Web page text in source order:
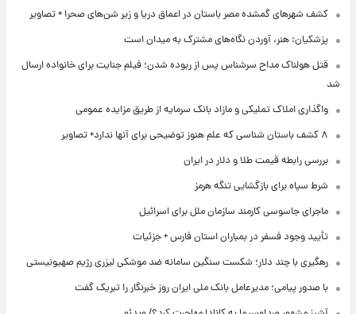
کشف شهرهای گمشده مصر باستان در اعماق دریا و زیر شن‌های صحرا + تصاویر
پزشکیان: هنر، آوردن نگاه‌های مشترک به میدان است
قتل هولناک مداح سرشناس پس از ربوده شدن؛ فیلم جنایت برای خانواده ارسال
شد
واگذاری املاک تملیکی و مازاد بانک سرمایه از طریق مزایده عمومی
۸ کشف باستان شناسی که علم هنوز توضیحی برای آنها ندارد+ تصاویر
بررسی رابطه قیمت طلا و دلار در ایران
شرط سپاه برای بازگشایی تنگه هرمز
ماجرای جاسوسی کارمند سازمان ملل برای اسرائیل
تأیید وجود فسفر در بمباران استان فارس + جزئیات
رهگیری با چند دلار؛ شکست سنگین سامانه ضد موشکی لیزری رژیم صهیونیستی
با صدور پیامی؛ مدیرعامل بانک ملی ایران روز خبرنگار را تبریک گفت